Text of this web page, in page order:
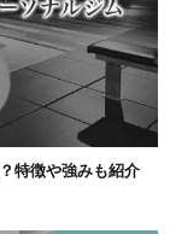
特徴や強みも紹介